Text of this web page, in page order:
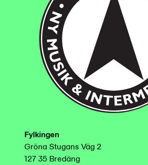
Fylkingen
Gröna Stugans Väg 2
127 35 Bredäng